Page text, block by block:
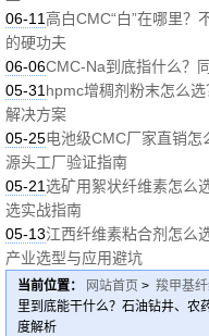
06-11高白CMC“白”在哪里？
的硬功夫
06-06CMC-Na到底指什么？
05-31 hpmc增稠剂粉末怎么
解决方案
05-25电池级CMC厂家直销怎
源头工厂验证指南
05-21选矿用絮状纤维素怎么
选实战指南
05-13江西纤维素粘合剂怎么
产业选型与应用避坑
当前位置： 网站首页 > 羧甲基
里到底能干什么？石油钻井、农
度解析